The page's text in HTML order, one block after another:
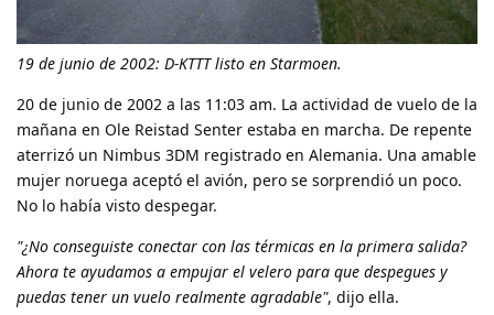
19 de junio de 2002: D-KTTT listo en Starmoen.
20 de junio de 2002 a las 11:03 am. La actividad de vuelo de la
mañana en Ole Reistad Senter estaba en marcha. De repente
aterrizó un Nimbus 3DM registrado en Alemania. Una amable
mujer noruega aceptó el avión, pero se sorprendió un poco.
No lo había visto despegar.
"¿No conseguiste conectar con las térmicas en la primera salida?
Ahora te ayudamos a empujar el velero para que despegues y
puedas tener un vuelo realmente agradable", dijo ella.